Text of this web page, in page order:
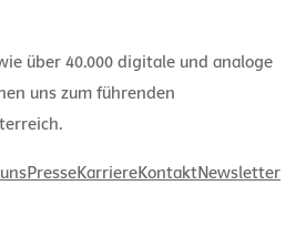
über 40.000 digitale und analoge
uns zum führenden
PresseKarriereKontaktNewsletter